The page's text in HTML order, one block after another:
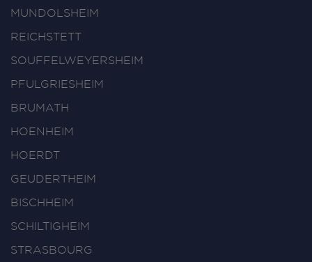
MUNDOLSHEIM
REICHSTETT
SOUFFELWEYERSHEIM
PFULGRIESHEIM
BRUMATH
HOENHEIM
HOERDT
GEUDERTHEIM
BISCHHEIM
SCHILTIGHEIM
STRASBOURG